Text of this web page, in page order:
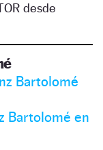
desde
Bartolomé
Bartolomé en